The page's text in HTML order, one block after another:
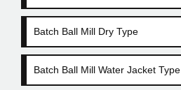
Batch Ball Mill Dry Type
Batch Ball Mill Water Jacket Type